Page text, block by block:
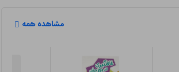
مشاهده همه